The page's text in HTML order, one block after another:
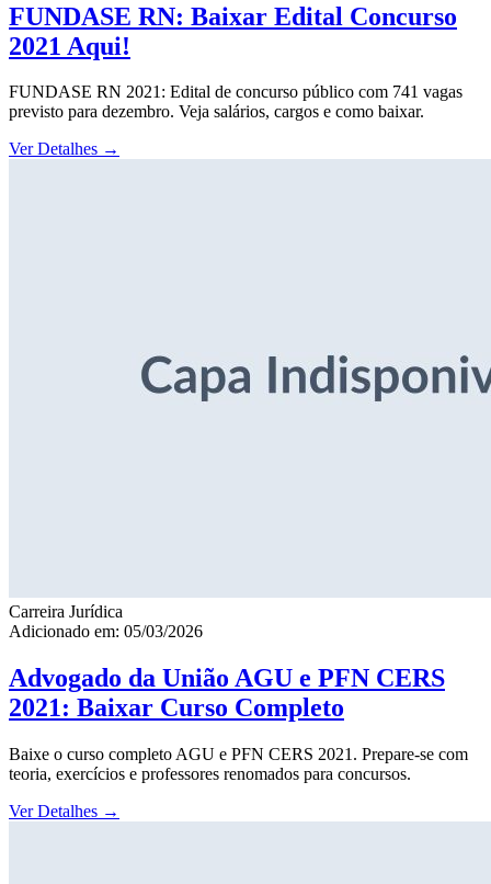
FUNDASE RN: Baixar Edital Concurso
2021 Aqui!
FUNDASE RN 2021: Edital de concurso público com 741 vagas
previsto para dezembro. Veja salários, cargos e como baixar.
Ver Detalhes →
Carreira Jurídica
Adicionado em: 05/03/2026
Advogado da União AGU e PFN CERS
2021: Baixar Curso Completo
Baixe o curso completo AGU e PFN CERS 2021. Prepare-se com
teoria, exercícios e professores renomados para concursos.
Ver Detalhes →